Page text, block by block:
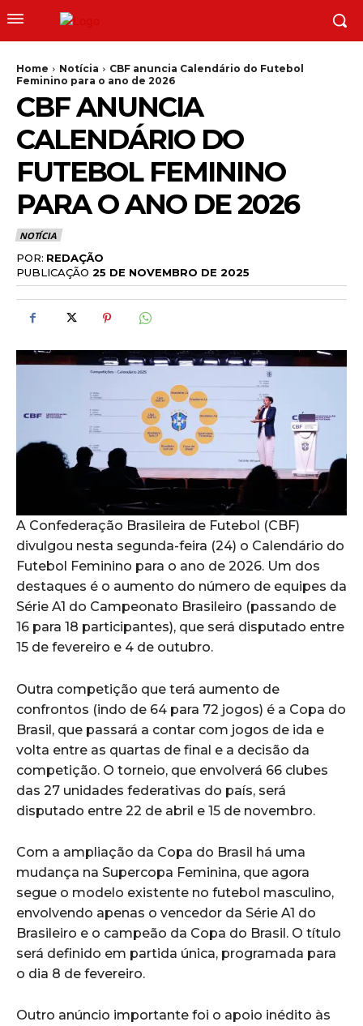
Home Notícia
CBF anuncia Calendário do Futebol
Feminino para o ano de 2026
CBF ANUNCIA
CALENDÁRIO DO
FUTEBOL FEMININO
PARA O ANO DE 2026
NOTÍCIA
POR: REDAÇÃO
PUBLICAÇÃO 25 DE NOVEMBRO DE 2025
A Confederação Brasileira de Futebol (CBF)
divulgou nesta segunda-feira (24) o Calendário do
Futebol Feminino para o ano de 2026. Um dos
destaques é o aumento do número de equipes da
Série A1 do Campeonato Brasileiro (passando de
16 para 18 participantes), que será disputado entre
15 de fevereiro e 4 de outubro.
Outra competição que terá aumento de
confrontos (indo de 64 para 72 jogos) é a Copa do
Brasil, que passará a contar com jogos de ida e
volta entre as quartas de final e a decisão da
competição. O torneio, que envolverá 66 clubes
das 27 unidades federativas do país, será
disputado entre 22 de abril e 15 de novembro.
Com a ampliação da Copa do Brasil há uma
mudança na Supercopa Feminina, que agora
segue o modelo existente no futebol masculino,
envolvendo apenas o vencedor da Série A1 do
Brasileiro e o campeão da Copa do Brasil. O título
será definido em partida única, programada para
o dia 8 de fevereiro.
Outro anúncio importante foi o apoio inédito às